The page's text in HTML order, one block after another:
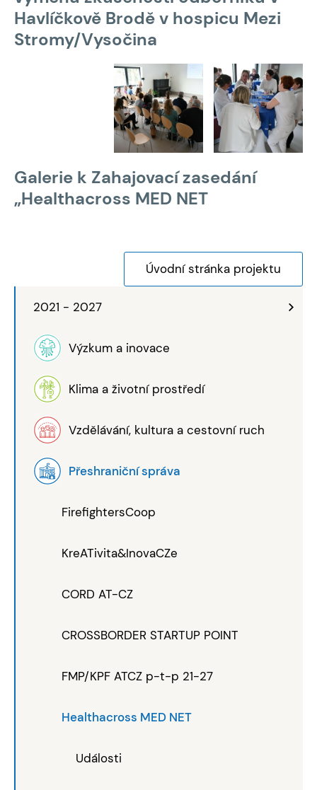
2021 - 2027
Výzkum a inovace
Klima a životní prostředí
Vzdělávání, kultura a cestovní ruch
Přeshraniční správa
FirefightersCoop
KreATivita&InovaCZe
CORD AT-CZ
CROSSBORDER STARTUP POINT
FMP/KPF ATCZ p-t-p 21-27
Healthacross MED NET
Události
Havlíčkově Brodě v hospicu Mezi
Stromy/Vysočina
Galerie k Zahajovací zasedání
„Healthacross MED NET
Úvodní stránka projektu